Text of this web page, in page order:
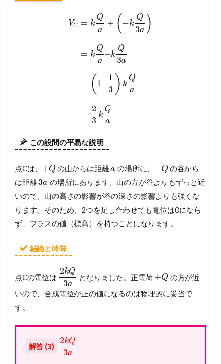
VC = k
Q
a
+ ( −k
Q
3a )
= k
Q
a
– k
Q
3a
= ( 1–
1
3 ) k
Q
a
=
2
3
k
Q
a
この設問の平易な説明
点Cは、 +Qの山からは距離a の場所に、 −Qの谷から
は距離3a の場所にあります。山の方が谷よりもずっと近
いので、山の高さの影響が谷の深さの影響よりも強くな
ります。そのため、2つを足し合わせても電位は0になら
ず、プラスの値（標高）を持つことになります。
結論と吟味
点Cの電位は
2kQ
3a
となりました。正電荷 +Q の方が近
いので、合成電位が正の値になるのは物理的に妥当で
す。
解答 (3)
2kQ
3a